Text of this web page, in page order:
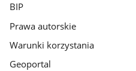
BIP
Prawa autorskie
Warunki korzystania
Geoportal